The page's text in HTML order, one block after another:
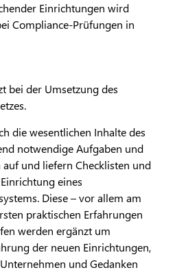
Einrichtungen wird
Compliance-Prüfungen in
bei der Umsetzung des
die wesentlichen Inhalte des
notwendige Aufgaben und
und liefern Checklisten und
eines
Diese – vor allem am
praktischen Erfahrungen
werden ergänzt um
der neuen Einrichtungen,
und Gedanken